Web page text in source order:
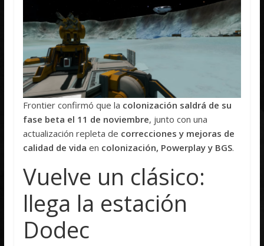
Frontier confirmó que la colonización saldrá de su
fase beta el 11 de noviembre, junto con una
actualización repleta de correcciones y mejoras de
calidad de vida en colonización, Powerplay y BGS.
Vuelve un clásico:
llega la estación
Dodec